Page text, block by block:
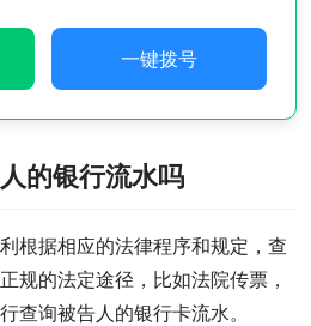
一键拨号
的银行流水吗
根据相应的法律程序和规定，查
规的法定途径，比如法院传票，
查询被告人的银行卡流水。